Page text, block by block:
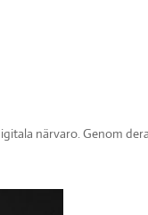
närvaro. Genom